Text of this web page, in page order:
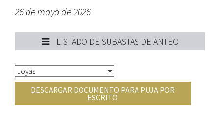
26 de mayo de 2026
LISTADO DE SUBASTAS DE ANTEO
DESCARGAR DOCUMENTO PARA PUJA POR
ESCRITO